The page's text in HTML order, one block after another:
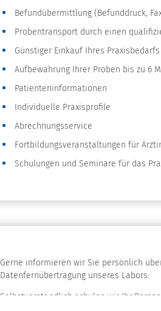
Befundübermittlung (Befunddruck,
Probentransport durch einen
Günstiger Einkauf Ihres Praxisbedarfs
Aufbewahrung Ihrer Proben bis zu 6
Patienteninformationen
Individuelle Praxisprofile
Abrechnungsservice
Fortbildungsveranstaltungen für
Schulungen und Seminare für das
Gerne informieren wir Sie persönlich
Datenfernübertragung unseres Labors.
Selbstverständlich schulen wir Ihr